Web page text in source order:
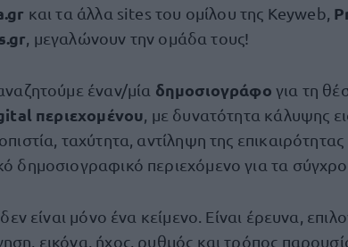
και τα άλλα sites του ομίλου της Keyweb,
, μεγαλώνουν την ομάδα τους!
έναν/μία δημοσιογράφογια τη
περιεχομένου , με δυνατότητα κάλυψης
ταχύτητα, αντίληψη της
δημοσιογραφικό περιεχόμενο για τα
είναι μόνο ένα κείμενο. Είναι έρευνα,
εικόνα, ήχος, ρυθμός και τρόπος